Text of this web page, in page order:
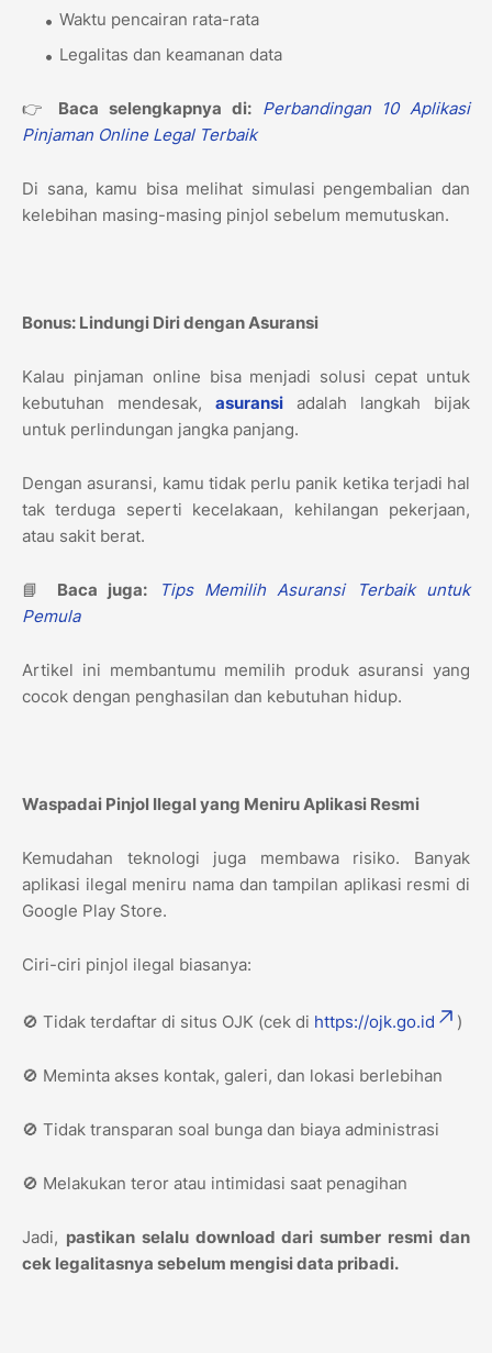
Waktu pencairan rata-rata
Legalitas dan keamanan data
👉 Baca selengkapnya di: Perbandingan 10 Aplikasi
Pinjaman Online Legal Terbaik
Di sana, kamu bisa melihat simulasi pengembalian dan
kelebihan masing-masing pinjol sebelum memutuskan.
Bonus: Lindungi Diri dengan Asuransi
Kalau pinjaman online bisa menjadi solusi cepat untuk
kebutuhan mendesak, asuransi adalah langkah bijak
untuk perlindungan jangka panjang.
Dengan asuransi, kamu tidak perlu panik ketika terjadi hal
tak terduga seperti kecelakaan, kehilangan pekerjaan,
atau sakit berat.
📘 Baca juga:
Tips Memilih Asuransi Terbaik untuk
Pemula
Artikel ini membantumu memilih produk asuransi yang
cocok dengan penghasilan dan kebutuhan hidup.
Waspadai Pinjol Ilegal yang Meniru Aplikasi Resmi
Kemudahan teknologi juga membawa risiko. Banyak
aplikasi ilegal meniru nama dan tampilan aplikasi resmi di
Google Play Store.
Ciri-ciri pinjol ilegal biasanya:
🚫 Tidak terdaftar di situs OJK (cek di https://ojk.go.id )
🚫 Meminta akses kontak, galeri, dan lokasi berlebihan
🚫 Tidak transparan soal bunga dan biaya administrasi
🚫 Melakukan teror atau intimidasi saat penagihan
Jadi, pastikan selalu download dari sumber resmi dan
cek legalitasnya sebelum mengisi data pribadi.